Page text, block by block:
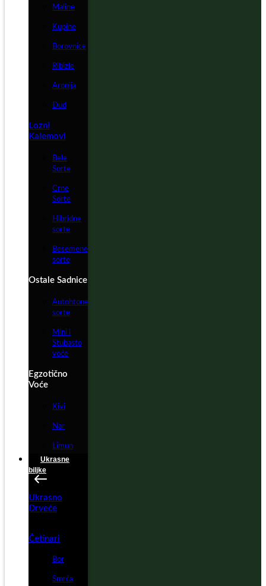
Maline
Kupine
Borovnice
Ribizle
Aronija
Dud
Lozni
Kalemovi
Bele
Sorte
Crne
Sorte
Hibridne
sorte
Besemene
sorte
Ostale Sadnice
Autohtone
sorte
Mini i
Stubasto
voće
Egzotično
Voće
Kivi
Nar
Limun
Ukrasne
biljke
Ukrasno
Drveće
Četinari
Bor
Smrča